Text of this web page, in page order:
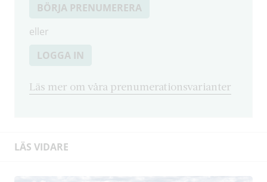
BÖRJA PRENUMERERA
eller
LOGGA IN
Läs mer om våra prenumerationsvarianter
LÄS VIDARE